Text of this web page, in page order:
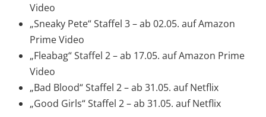
Video
„Sneaky Pete“ Staffel 3 – ab 02.05. auf Amazon
Prime Video
„Fleabag“ Staffel 2 – ab 17.05. auf Amazon Prime
Video
„Bad Blood“ Staffel 2 – ab 31.05. auf Netflix
„Good Girls“ Staffel 2 – ab 31.05. auf Netflix